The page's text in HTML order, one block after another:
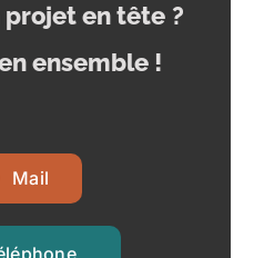
projet en tête ?
ensemble !
Mail